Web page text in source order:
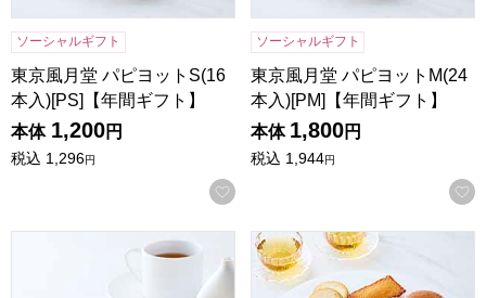
ソーシャルギフト
東京風月堂 パピヨットS(16
本入)[PS]【年間ギフト】
本体 1,200円
税込 1,296円
お気に入りに登録する
ソーシャルギフト
東京風月堂 パピヨットM(24
本入)[PM]【年間ギフト】
本体 1,800円
税込 1,944円
東京風月堂 パピヨットL(32本入)[PL]【年間ギフト】
東京風月堂 パリ凱旋(21個入